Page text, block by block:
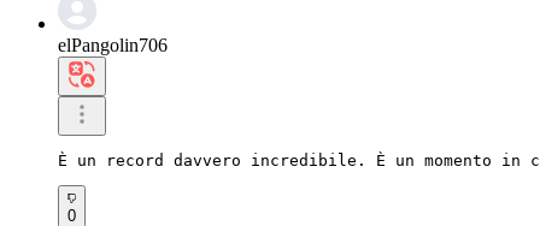
elPangolin706
È un record davvero incredibile. È un momento
0